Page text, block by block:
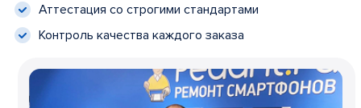
Аттестация со строгими стандартами
Контроль качества каждого заказа